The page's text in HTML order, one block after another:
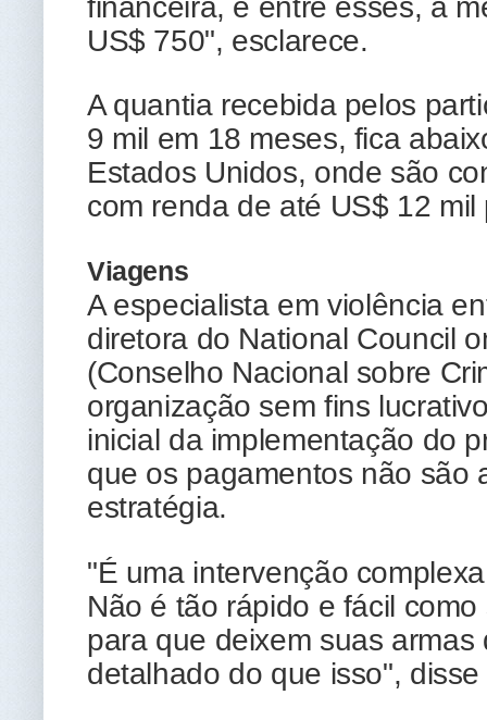
US$ 750", esclarece.
A quantia recebida pelos
9 mil em 18 meses, fica
Estados Unidos, onde são
com renda de até US$ 12 mil
Viagens
A especialista em violência
diretora do National Council
(Conselho Nacional sobre
organização sem fins
inicial da implementação do
que os pagamentos não são
estratégia.
"É uma intervenção
Não é tão rápido e fácil
para que deixem suas
detalhado do que isso",